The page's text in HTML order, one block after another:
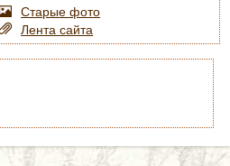
Старые фото
Лента сайта